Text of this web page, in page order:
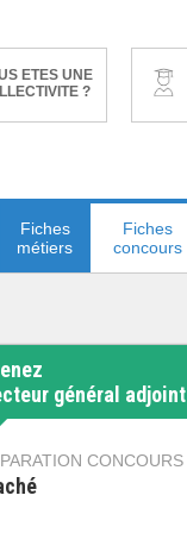
ETES UNE
?
Fiches
métiers
Fiches
concours
général adjoint
CONCOURS